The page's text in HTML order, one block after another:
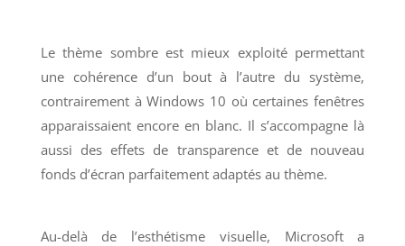
Le thème sombre est mieux exploité permettant
une cohérence d’un bout à l’autre du système,
contrairement à Windows 10 où certaines fenêtres
apparaissaient encore en blanc. Il s’accompagne là
aussi des effets de transparence et de nouveau
fonds d’écran parfaitement adaptés au thème.
Au-delà de l’esthétisme visuelle, Microsoft a